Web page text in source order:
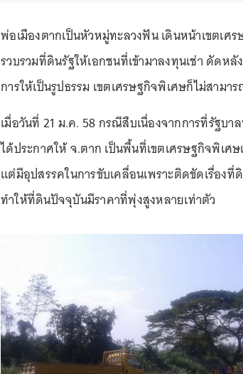
พ่อเมืองตากเป็นหัวหมู่ทะลวงฟัน เดินหน้าเขตเศ
รวบรวมที่ดินรัฐให้เอกชนที่เข้ามาลงทุนเช่า ดัดหลั
การให้เป็นรูปธรรม เขตเศรษฐกิจพิเศษก็ไม่สามา
เมื่อวันที่ 21 ม.ค. 58 กรณีสืบเนื่องจากการที่รัฐบา
ได้ประกาศให้ จ.ตาก เป็นพื้นที่เขตเศรษฐกิจพิเ
แต่มีอุปสรรคในการขับเคลื่อนเพราะติดขัดเรื่อง
ทำให้ที่ดินปัจจุบันมีราคาที่พุ่งสูงหลายเท่าตัว